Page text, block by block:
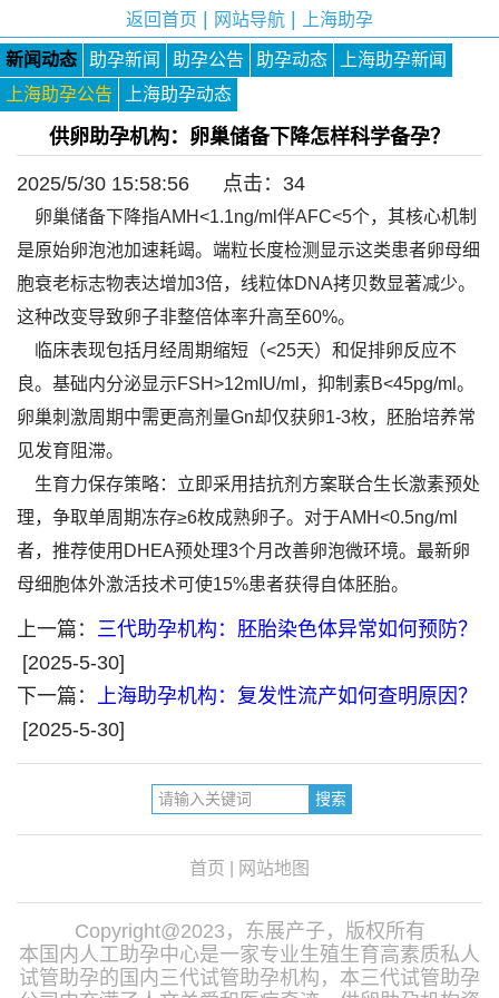
返回首页 网站导航 上海助孕
新闻动态 助孕新闻 助孕公告 助孕动态
上海助孕新闻
上海助孕公告
上海助孕动态
供卵助孕机构：卵巢储备下降怎样科学备孕？
2025/5/30 15:58:56 点击： 34
卵巢储备下降指AMH<1.1ng/ml伴AFC<5个，其核心机制
是原始卵泡池加速耗竭。端粒长度检测显示这类患者卵母细
胞衰老标志物表达增加3倍，线粒体DNA拷贝数显著减少。
这种改变导致卵子非整倍体率升高至60%。
临床表现包括月经周期缩短（<25天）和促排卵反应不
良。基础内分泌显示FSH>12mIU/ml，抑制素B<45pg/ml。
卵巢刺激周期中需更高剂量Gn却仅获卵1-3枚，胚胎培养常
见发育阻滞。
生育力保存策略：立即采用拮抗剂方案联合生长激素预处
理，争取单周期冻存≥6枚成熟卵子。对于AMH<0.5ng/ml
者，推荐使用DHEA预处理3个月改善卵泡微环境。最新卵
母细胞体外激活技术可使15%患者获得自体胚胎。
上一篇： 三代助孕机构：胚胎染色体异常如何预防？
[2025-5-30]
下一篇： 上海助孕机构：复发性流产如何查明原因？
[2025-5-30]
首页 网站地图
Copyright@2023，东展产子，版权所有
本国内人工助孕中心是一家专业生殖生育高素质私人
试管助孕的国内三代试管助孕机构，本三代试管助孕